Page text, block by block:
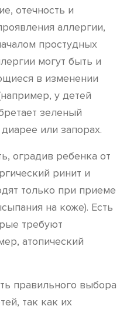
отечность и
аллергии,
простудных
могут быть и
в изменении
у детей
зеленый
или запорах.
оградив ребенка от
ринит и
только при приеме
на коже). Есть
требуют
атопический
правильного выбора
так как их